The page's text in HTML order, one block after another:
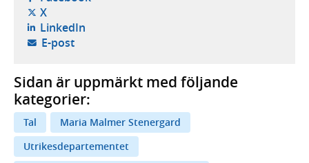
X- öppnas i ny flik, extern webbplats,
LinkedIn- öppnas i ny flik, extern webbplats,
E-post- öppnar din e-postklient,
Sidan är uppmärkt med följande
kategorier:
Tal
Maria Malmer Stenergard
Utrikesdepartementet